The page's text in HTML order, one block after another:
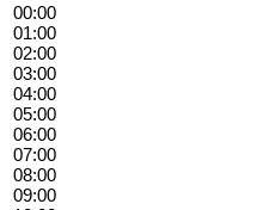
00:00
01:00
02:00
03:00
04:00
05:00
06:00
07:00
08:00
09:00